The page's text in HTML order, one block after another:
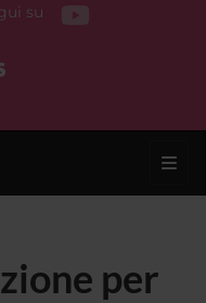
su
per